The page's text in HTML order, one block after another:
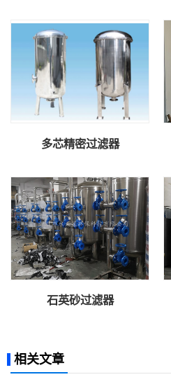
多芯精密过滤器
石英砂过滤器
相关文章